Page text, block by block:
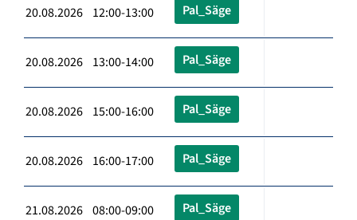
20.08.2026 12:00-13:00 Pal_Säge
20.08.2026 13:00-14:00 Pal_Säge
20.08.2026 15:00-16:00 Pal_Säge
20.08.2026 16:00-17:00 Pal_Säge
21.08.2026 08:00-09:00 Pal_Säge